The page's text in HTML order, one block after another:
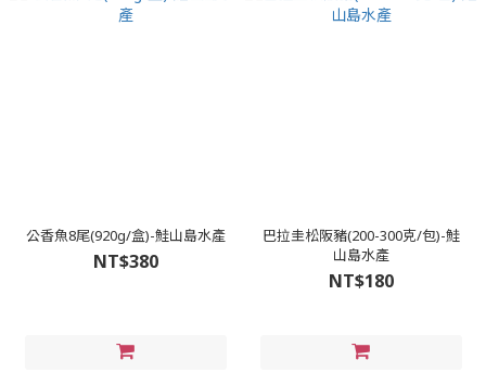
公香魚8尾(920g/盒)-鮭山島水產
NT$380
巴拉圭松阪豬(200-300克/包)-鮭
山島水產
NT$180